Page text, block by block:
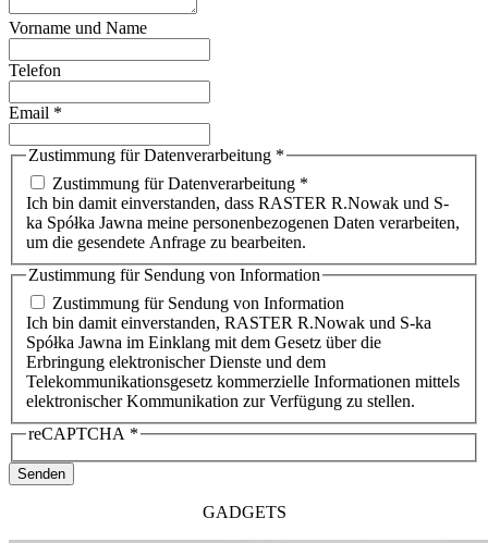
Vorname und Name
Telefon
Email *
Zustimmung für Datenverarbeitung *
Zustimmung für Datenverarbeitung *
Ich bin damit einverstanden, dass RASTER R.Nowak und S-
ka Spółka Jawna meine personenbezogenen Daten verarbeiten,
um die gesendete Anfrage zu bearbeiten.
Zustimmung für Sendung von Information
Zustimmung für Sendung von Information
Ich bin damit einverstanden, RASTER R.Nowak und S-ka
Spółka Jawna im Einklang mit dem Gesetz über die
Erbringung elektronischer Dienste und dem
Telekommunikationsgesetz kommerzielle Informationen mittels
elektronischer Kommunikation zur Verfügung zu stellen.
reCAPTCHA *
Senden
GADGETS